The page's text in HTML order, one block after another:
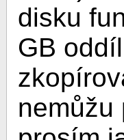
disku
GB
nemůžu